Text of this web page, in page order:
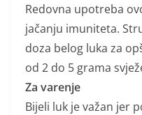
Redovna upotreba
jačanju imuniteta.
doza belog luka za
od 2 do 5 grama
Za varenje
Bijeli luk je važan jer